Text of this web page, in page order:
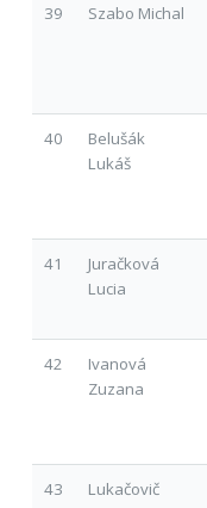
39 Szabo Michal
40
Belušák
Lukáš
41
Juračková
Lucia
42
Ivanová
Zuzana
43
Lukačovič